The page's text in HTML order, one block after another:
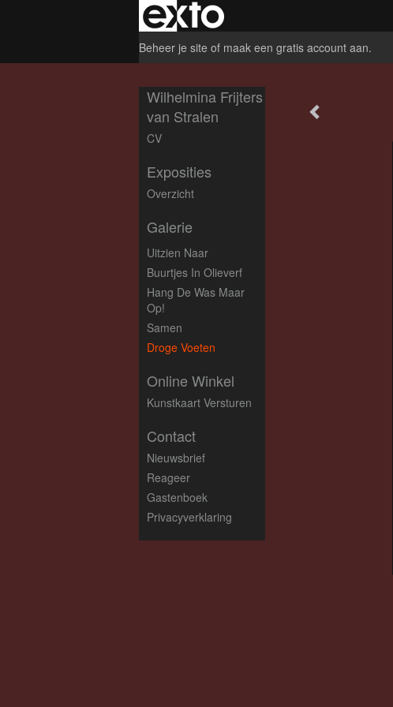
Beheer je site of maak een gratis account aan.
Wilhelmina Frijters
van Stralen
CV
Exposities
Overzicht
Galerie
Uitzien Naar
Buurtjes In Olieverf
Hang De Was Maar
Op!
Samen
Droge Voeten
Online Winkel
Kunstkaart Versturen
Contact
Nieuwsbrief
Reageer
Gastenboek
Privacyverklaring